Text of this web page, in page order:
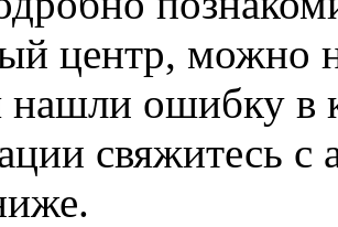
центр, можно
ошибку в
свяжитесь